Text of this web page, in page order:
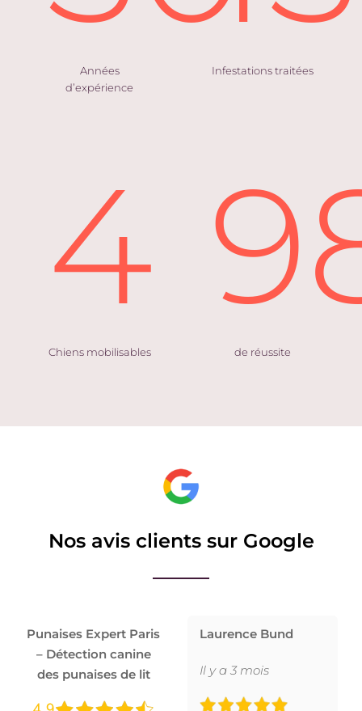
Années
d’expérience
Infestations traitées
4
Chiens mobilisables de réussite
Nos avis clients sur Google
Punaises Expert Paris
– Détection canine
des punaises de lit
Laurence Bund
Il y a 3 mois